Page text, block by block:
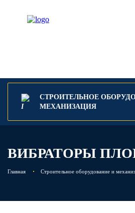
СТРОИТЕЛЬНОЕ
МЕХАНИЗАЦИЯ
ВИБРАТОРЫ
Главная Строительное оборудование и